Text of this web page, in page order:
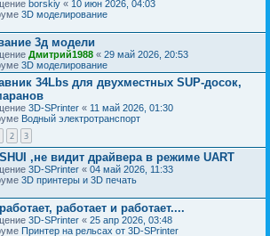
borskiy « 10 июн 2026, 04:03
3D моделирование
3д модели
Дмитрий1988 « 29 май 2026, 20:53
3D моделирование
34Lbs для двухместных SUP-досок,
3D-SPrinter « 11 май 2026, 01:30
Водный электротранспорт
2 3
,не видит драйвера в режиме UART
3D-SPrinter « 04 май 2026, 11:33
3D принтеры и 3D печать
работает и работает....
3D-SPrinter « 25 апр 2026, 03:48
Принтер на рельсах от 3D-SPrinter